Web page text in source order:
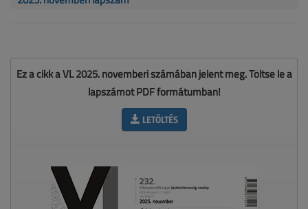
Ez a cikk a VL 2025. novemberi számában jelent meg. Töltse le a
lapszámot PDF formátumban!
LETÖLTÉS